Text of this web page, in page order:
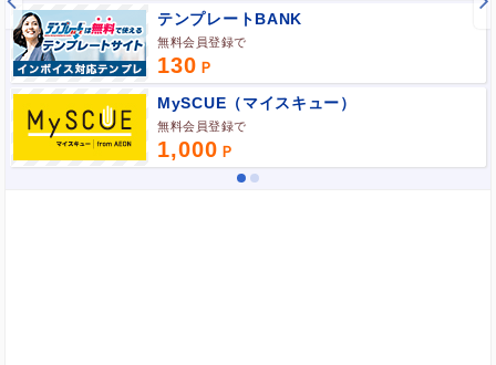
テンプレートBANK
無料会員登録で
130
MySCUE（マイスキュー）
無料会員登録で
1,000